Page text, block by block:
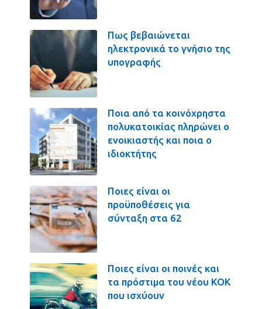
Πως βεβαιώνεται
ηλεκτρονικά το γνήσιο της
υπογραφής
Ποια από τα κοινόχρηστα
πολυκατοικίας πληρώνει ο
ενοικιαστής και ποια ο
ιδιοκτήτης
Ποιες είναι οι
προϋποθέσεις για
σύνταξη στα 62
Ποιες είναι οι ποινές και
τα πρόστιμα του νέου ΚΟΚ
που ισχύουν